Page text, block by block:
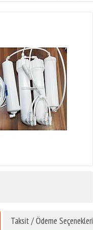
Taksit / Ödeme Seçenekleri